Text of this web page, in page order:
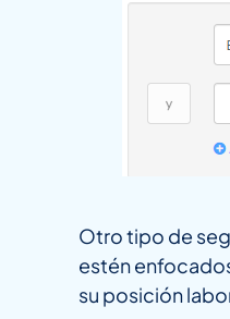
Otro tipo de
estén
su posición